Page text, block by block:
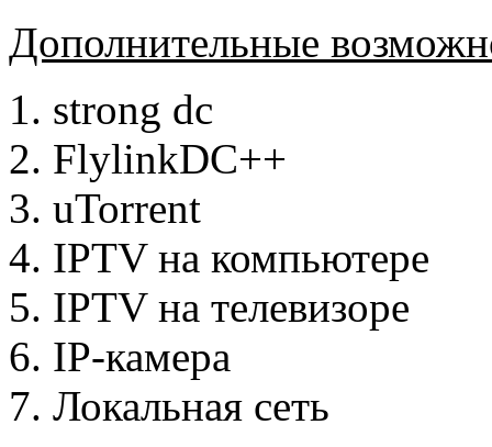
Дополнительные
strong dc
FlylinkDC++
uTorrent
IPTV на компьютере
IPTV на телевизоре
IP-камера
Локальная сеть